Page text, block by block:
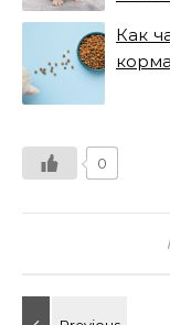
Как
0